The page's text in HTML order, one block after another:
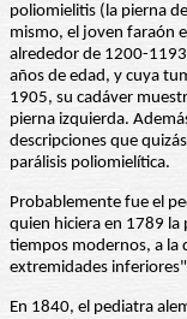
poliomielitis (la pierna
mismo, el joven faraón
alrededor de 1200-
años de edad, y cuya
1905, su cadáver
pierna izquierda.
descripciones que
parálisis poliomielítica.
Probablemente fue el
quien hiciera en 1789 la
tiempos modernos, a la
extremidades
En 1840, el pediatra